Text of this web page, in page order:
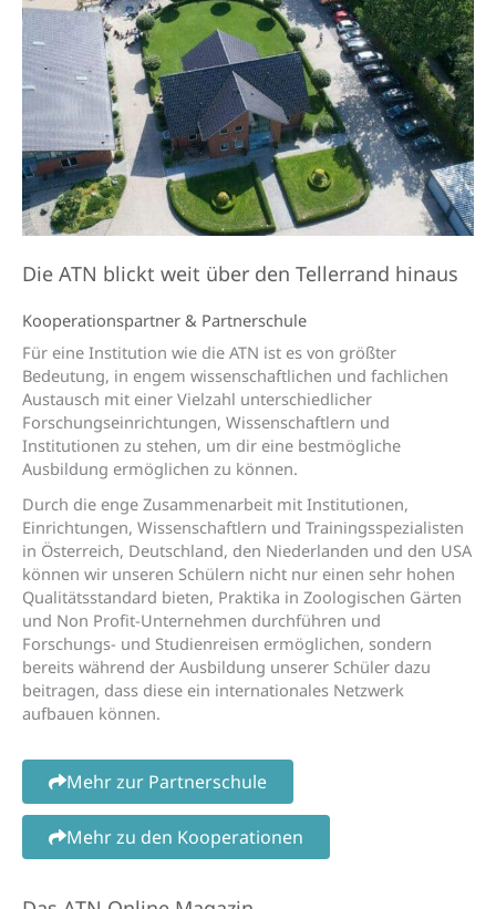
Die ATN blickt weit über den Tellerrand hinaus
Kooperations­partner & Partner­schule
Für eine Institution wie die ATN ist es von größter
Bedeutung, in engem wissenschaftlichen und fachlichen
Austausch mit einer Vielzahl unterschiedlicher
Forschungseinrichtungen, Wissenschaftlern und
Institutionen zu stehen, um dir eine bestmögliche
Ausbildung ermöglichen zu können.
Durch die enge Zusammenarbeit mit Institutionen,
Einrichtungen, Wissenschaftlern und Trainingsspezialisten
in Österreich, Deutschland, den Niederlanden und den USA
können wir unseren Schülern nicht nur einen sehr hohen
Qualitätsstandard bieten, Praktika in Zoologischen Gärten
und Non Profit-Unternehmen durchführen und
Forschungs- und Studienreisen ermöglichen, sondern
bereits während der Ausbildung unserer Schüler dazu
beitragen, dass diese ein internationales Netzwerk
aufbauen können.
Mehr zur Partnerschule
Mehr zu den Kooperationen